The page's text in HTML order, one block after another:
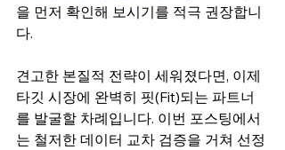
을 먼저 확인해 보시기를 적극 권장합니
다.
견고한 본질적 전략이 세워졌다면, 이제
타깃 시장에 완벽히 핏(Fit)되는 파트너
를 발굴할 차례입니다. 이번 포스팅에서
는 철저한 데이터 교차 검증을 거쳐 선정